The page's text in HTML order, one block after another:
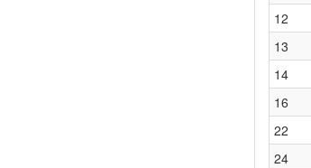
12
13
14
16
22
24